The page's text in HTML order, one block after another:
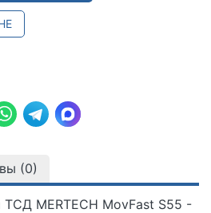
(0)
MERTECH MovFast S55 -